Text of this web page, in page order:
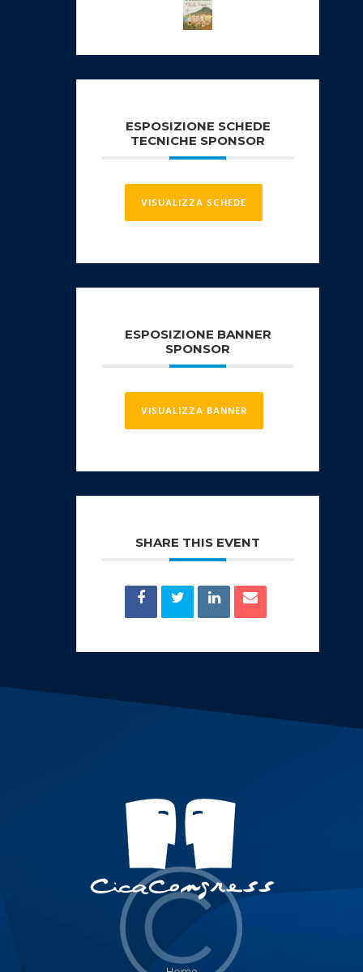
ESPOSIZIONE SCHEDE
TECNICHE SPONSOR
VISUALIZZA SCHEDE
ESPOSIZIONE BANNER
SPONSOR
VISUALIZZA BANNER
SHARE THIS EVENT